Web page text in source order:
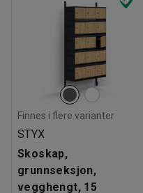
Finnes i flere varianter
STYX
Skoskap,
grunnseksjon,
vegghengt, 15